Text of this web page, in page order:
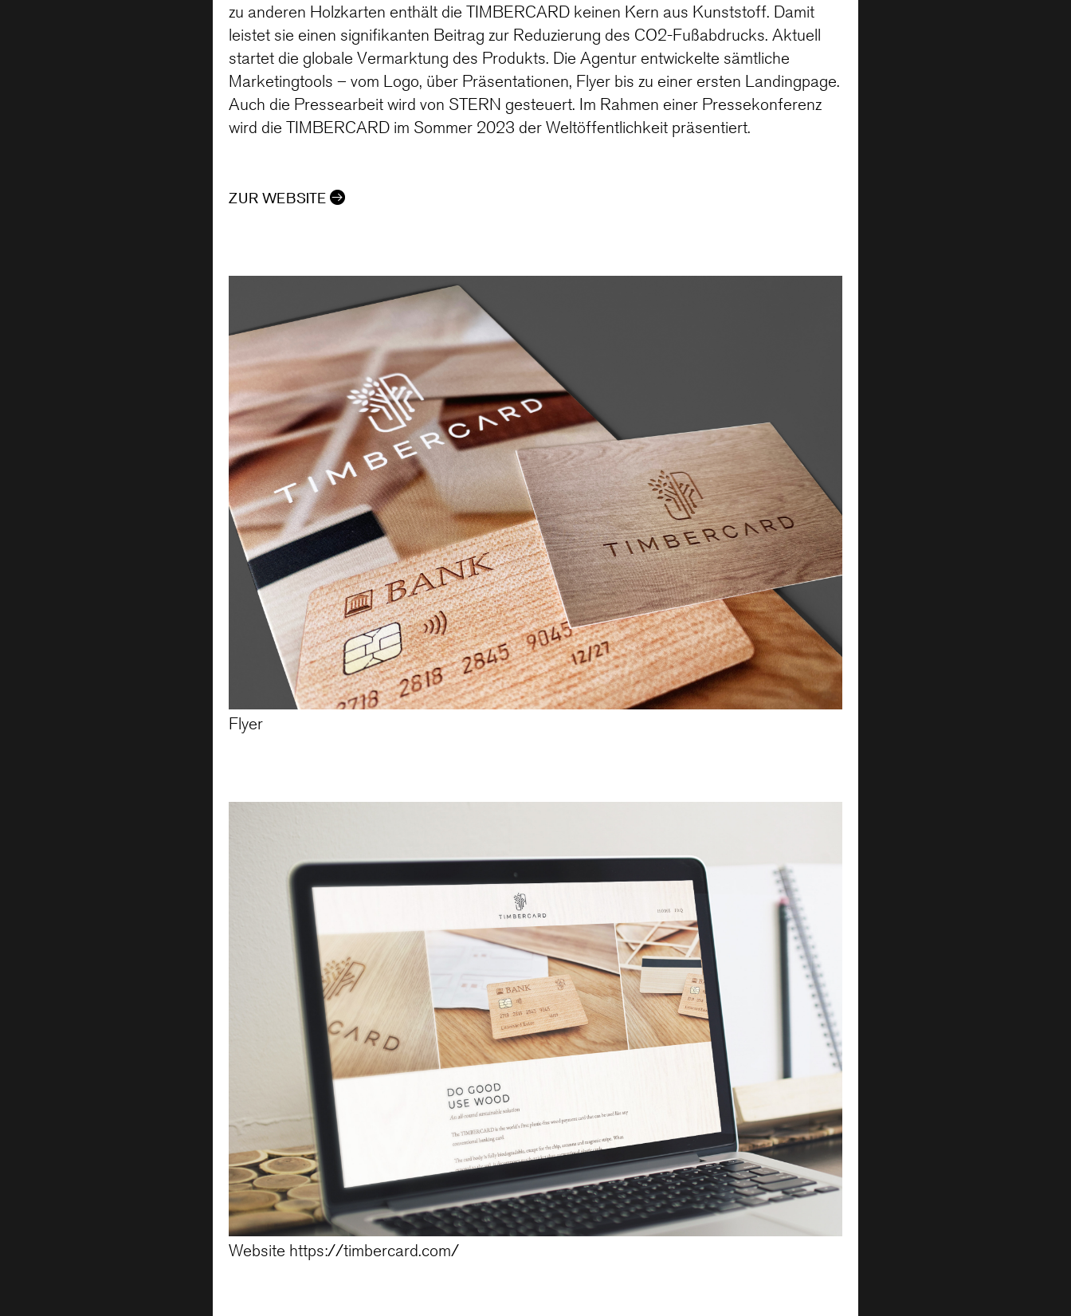
zu anderen Holzkarten enthält die TIMBERCARD keinen Kern aus Kunststoff. Damit
leistet sie einen signifikanten Beitrag zur Reduzierung des CO2-Fußabdrucks. Aktuell
startet die globale Vermarktung des Produkts. Die Agentur entwickelte sämtliche
Marketingtools – vom Logo, über Präsentationen, Flyer bis zu einer ersten Landingpage.
Auch die Pressearbeit wird von STERN gesteuert. Im Rahmen einer Pressekonferenz
wird die TIMBERCARD im Sommer 2023 der Weltöffentlichkeit präsentiert.
ZUR WEBSITE
Flyer
Website https://timbercard.com/